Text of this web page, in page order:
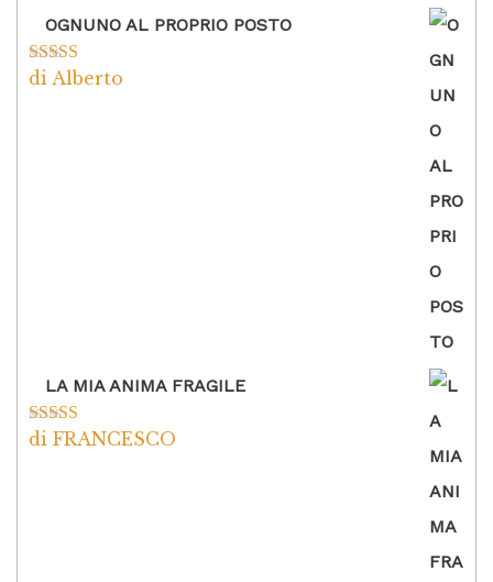
OGNUNO AL PROPRIO POSTO
Valutato5su
di Alberto
LA MIA ANIMA FRAGILE
Valutato5su
di FRANCESCO